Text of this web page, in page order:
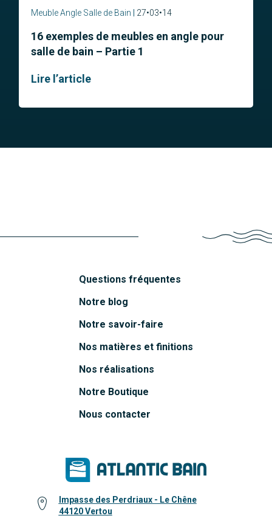
Meuble Angle Salle de Bain 27•03•14
16 exemples de meubles en angle pour
salle de bain – Partie 1
Lire l’article
Questions fréquentes
Notre blog
Notre savoir-faire
Nos matières et finitions
Nos réalisations
Notre Boutique
Nous contacter
Impasse des Perdriaux - Le Chêne
44120 Vertou